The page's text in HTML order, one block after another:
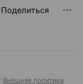
Поделиться
Внешняя политика